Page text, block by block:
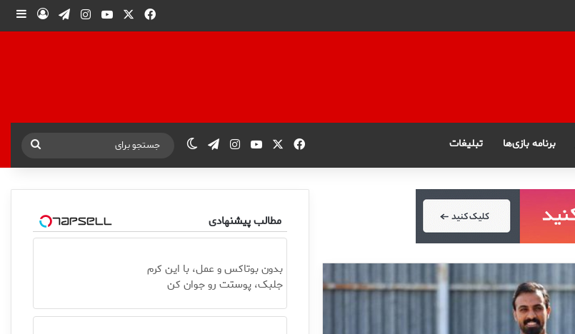
فیس بوکیوتیوباینستاگرام
تلگرامورود
برنامه بازی‌ها تبلیغات فیس بوکیوتیوباینستاگرام
تلگرامتغییر پوسته
جستجو
برای
مطالب پیشنهادی
بدون بوتاکس و عمل، با این کرم
جلبک، پوستت رو جوان کن